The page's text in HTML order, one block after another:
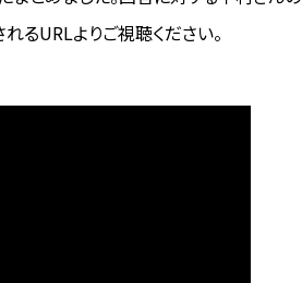
るURLよりご視聴ください。